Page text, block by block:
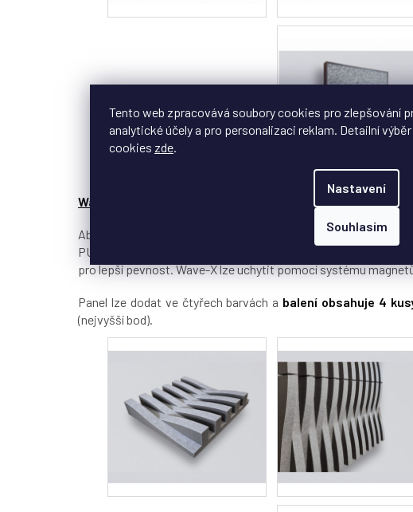
Tento web zpracovává soubory cookies pro zlepšování
analytické účely a pro personalizaci reklam. Detailní
cookies zde
Nastavení
Souhlasím
Wave-X
Absorpční panel pro střední a vysoké frekvence v moderním
PU akustickou pěnu o vyšší tvrdosti a vrstvu látky z PET.
pro lepší pevnost. Wave-X lze uchytit pomocí systému
Panel lze dodat ve čtyřech barvách a balení obsahuje 4
(nejvyšší bod).